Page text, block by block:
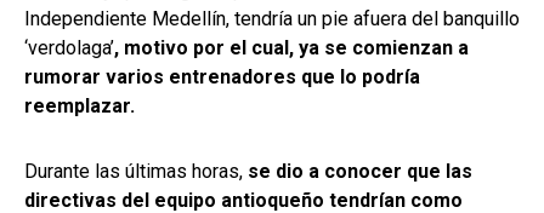
Independiente Medellín, tendría un pie afuera del banquillo
‘verdolaga’, motivo por el cual, ya se comienzan a
rumorar varios entrenadores que lo podría
reemplazar.
Durante las últimas horas, se dio a conocer que las
directivas del equipo antioqueño tendrían como